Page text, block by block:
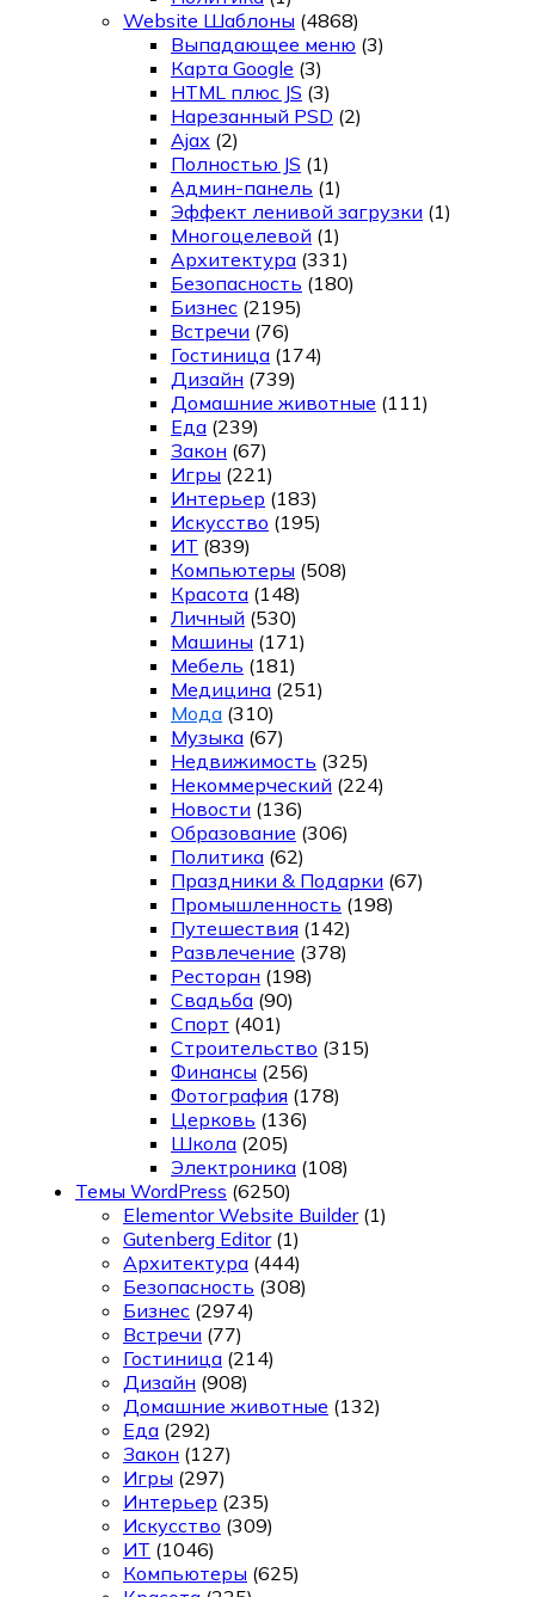
Website Шаблоны (4868)
Выпадающее меню (3)
Карта Google (3)
HTML плюс JS (3)
Нарезанный PSD (2)
Ajax (2)
Полностью JS (1)
Админ-панель (1)
Эффект ленивой загрузки (1)
Многоцелевой (1)
Архитектура (331)
Безопасность (180)
Бизнес (2195)
Встречи (76)
Гостиница (174)
Дизайн (739)
Домашние животные (111)
Еда (239)
Закон (67)
Игры (221)
Интерьер (183)
Искусство (195)
ИТ (839)
Компьютеры (508)
Красота (148)
Личный (530)
Машины (171)
Мебель (181)
Медицина (251)
Мода (310)
Музыка (67)
Недвижимость (325)
Некоммерческий (224)
Новости (136)
Образование (306)
Политика (62)
Праздники & Подарки (67)
Промышленность (198)
Путешествия (142)
Развлечение (378)
Ресторан (198)
Свадьба (90)
Спорт (401)
Строительство (315)
Финансы (256)
Фотография (178)
Церковь (136)
Школа (205)
Электроника (108)
Темы WordPress (6250)
Elementor Website Builder (1)
Gutenberg Editor (1)
Архитектура (444)
Безопасность (308)
Бизнес (2974)
Встречи (77)
Гостиница (214)
Дизайн (908)
Домашние животные (132)
Еда (292)
Закон (127)
Игры (297)
Интерьер (235)
Искусство (309)
ИТ (1046)
Компьютеры (625)